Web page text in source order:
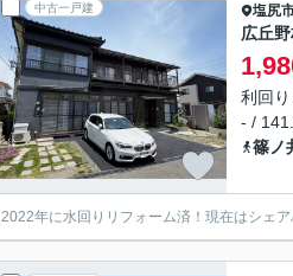
中古一戸建 塩尻
広丘
利回
- /
篠ノ
2022年に水回りリフォーム済！現在はシェア